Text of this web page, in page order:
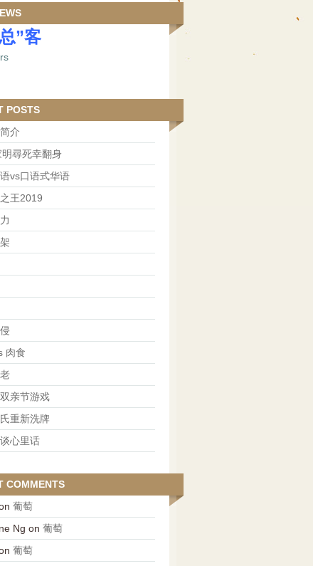
”客
POSTS
介
明尋死幸翻身
vs口语式华语
王2019
肉食
亲节游戏
重新洗牌
心里话
COMMENTS
葡萄
Ng on 葡萄
葡萄